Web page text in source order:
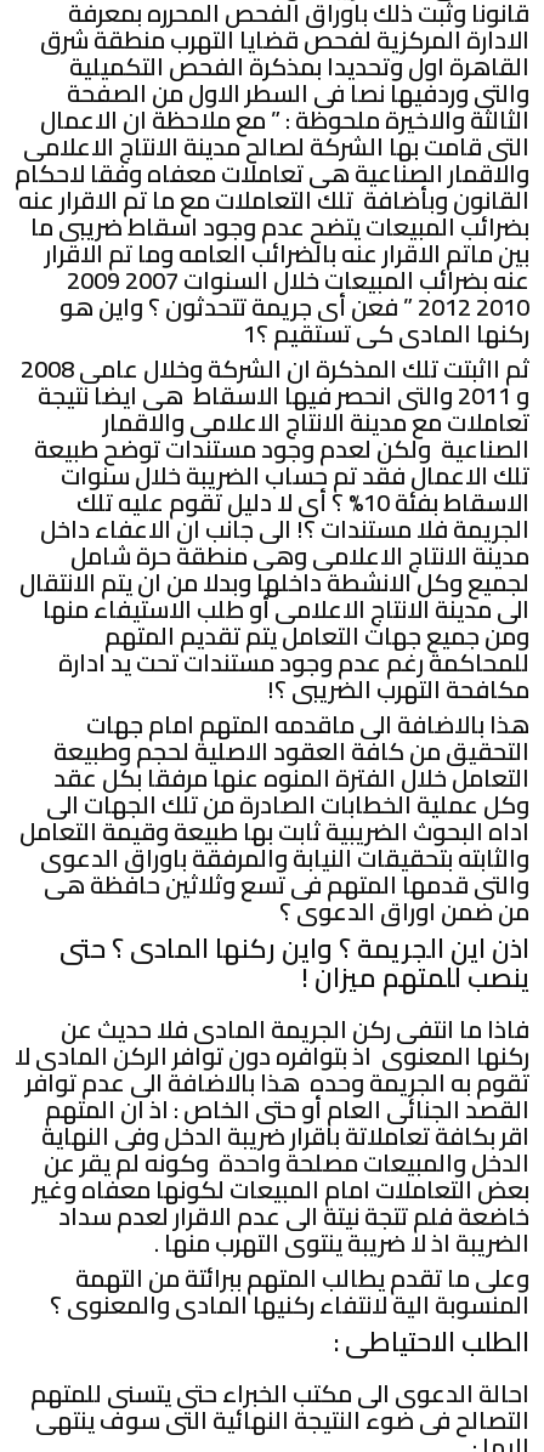
قانونا وثبت ذلك باوراق الفحص المحرره بمعرفة
الادارة المركزية لفحص قضايا التهرب منطقة شرق
القاهرة اول وتحديدا بمذكرة الفحص التكميلية
والتى وردفيها نصا فى السطر الاول من الصفحة
الثالثة والاخيرة ملحوظة : ” مع ملاحظة ان الاعمال
التى قامت بها الشركة لصالح مدينة الانتاج الاعلامى
والاقمار الصناعية هى تعاملات معفاه وفقا لاحكام
القانون وبأضافة تلك التعاملات مع ما تم الاقرار عنه
بضرائب المبيعات يتضح عدم وجود اسقاط ضريبى ما
بين ماتم الاقرار عنه بالضرائب العامه وما تم الاقرار
عنه بضرائب المبيعات خلال السنوات 2007 2009
2010 2012 ” فعن أى جريمة تتحدثون ؟ واين هو
ركنها المادى كى تستقيم ؟1
ثم ااثبتت تلك المذكرة ان الشركة وخلال عامى 2008
و 2011 والتى انحصر فيها الاسقاط هى ايضا نتيجة
تعاملات مع مدينة الانتاج الاعلامى والاقمار
الصناعية ولكن لعدم وجود مستندات توضح طبيعة
تلك الاعمال فقد تم حساب الضريبة خلال سنوات
الاسقاط بفئة 10% ؟ أى لا دليل تقوم عليه تلك
الجريمة فلا مستندات ؟! الى جانب ان الاعفاء داخل
مدينة الانتاج الاعلامى وهى منطقة حرة شامل
لجميع وكل الانشطة داخلها وبدلا من ان يتم الانتقال
الى مدينة الانتاج الاعلامى أو طلب الاستيفاء منها
ومن جميع جهات التعامل يتم تقديم المتهم
للمحاكمة رغم عدم وجود مستندات تحت يد ادارة
مكافحة التهرب الضريبى ؟!
هذا بالاضافة الى ماقدمه المتهم امام جهات
التحقيق من كافة العقود الاصلية لحجم وطبيعة
التعامل خلال الفترة المنوه عنها مرفقا بكل عقد
وكل عملية الخطابات الصادرة من تلك الجهات الى
اداه البحوث الضريبية ثابت بها طبيعة وقيمة التعامل
والثابته بتحقيقات النيابة والمرفقة باوراق الدعوى
والتى قدمها المتهم فى تسع وثلاثين حافظة هى
من ضمن اوراق الدعوى ؟
اذن اين الجريمة ؟ واين ركنها المادى ؟ حتى
ينصب للمتهم ميزان !
فاذا ما انتفى ركن الجريمة المادى فلا حديث عن
ركنها المعنوى اذ بتوافره دون توافر الركن المادى لا
تقوم به الجريمة وحده هذا بالاضافة الى عدم توافر
القصد الجنائى العام أو حتى الخاص : اذ ان المتهم
اقر بكافة تعاملاتة باقرار ضريبة الدخل وفى النهاية
الدخل والمبيعات مصلحة واحدة وكونه لم يقر عن
بعض التعاملات امام المبيعات لكونها معفاه وغير
خاضعة فلم تتجة نيتة الى عدم الاقرار لعدم سداد
الضريبة اذ لا ضريبة ينتوى التهرب منها .
وعلى ما تقدم يطالب المتهم ببرائتة من التهمة
المنسوبة الية لانتفاء ركنيها المادى والمعنوى ؟
الطلب الاحتياطى :
احالة الدعوى الى مكتب الخبراء حتى يتسنى للمتهم
التصالح فى ضوء النتيجة النهائية التى سوف ينتهى